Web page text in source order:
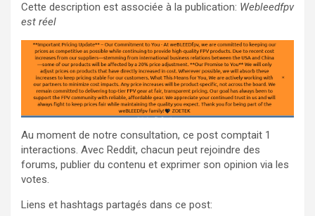
Cette description est associée à la publication: Webleedfpv
est réel
Au moment de notre consultation, ce post comptait 1
interactions. Avec Reddit, chacun peut rejoindre des
forums, publier du contenu et exprimer son opinion via les
votes.
Liens et hashtags partagés dans ce post: